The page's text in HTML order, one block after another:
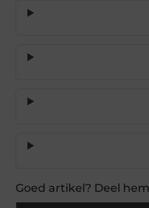
Goed artikel? Deel